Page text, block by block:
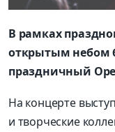
В рамках
открытым небом
праздничный
На концерте
и творческие